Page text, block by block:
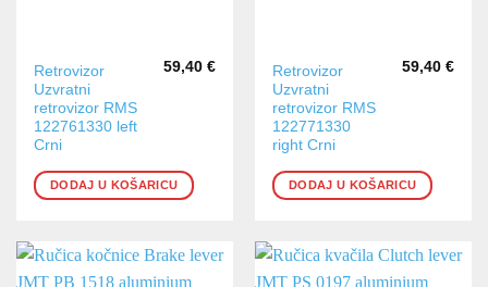
Retrovizor
Uzvratni
retrovizor RMS
122761330 left
Crni
59,40 €
DODAJ U KOŠARICU
Retrovizor
Uzvratni
retrovizor RMS
122771330
right Crni
59,40 €
DODAJ U KOŠARICU